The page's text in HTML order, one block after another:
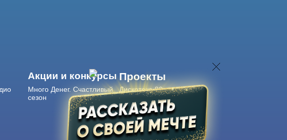
Акции и конкурсы
Много Денег. Счастливый
сезон
Проекты
Дискотека 80-х
Живые концерты
Журнал Авторадио
Авторадиов смартфоне